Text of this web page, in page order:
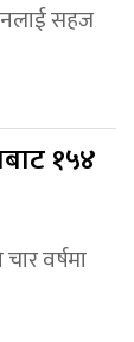
सहज
१५४
वर्षमा